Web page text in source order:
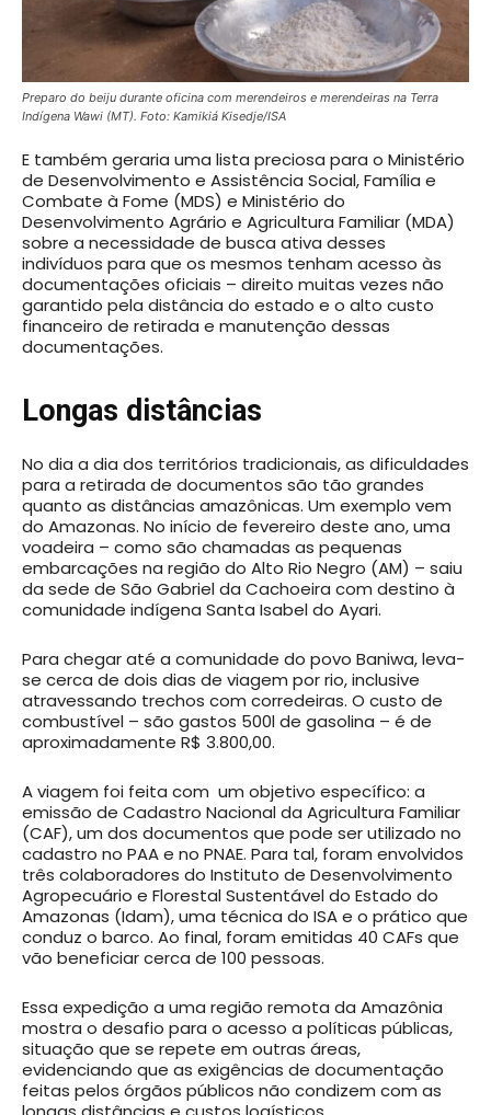
Preparo do beiju durante oficina com merendeiros e merendeiras na Terra
Indígena Wawi (MT). Foto: Kamikiá Kisedje/ISA
E também geraria uma lista preciosa para o Ministério
de Desenvolvimento e Assistência Social, Família e
Combate à Fome (MDS) e Ministério do
Desenvolvimento Agrário e Agricultura Familiar (MDA)
sobre a necessidade de busca ativa desses
indivíduos para que os mesmos tenham acesso às
documentações oficiais – direito muitas vezes não
garantido pela distância do estado e o alto custo
financeiro de retirada e manutenção dessas
documentações.
Longas distâncias
No dia a dia dos territórios tradicionais, as dificuldades
para a retirada de documentos são tão grandes
quanto as distâncias amazônicas. Um exemplo vem
do Amazonas. No início de fevereiro deste ano, uma
voadeira – como são chamadas as pequenas
embarcações na região do Alto Rio Negro (AM) – saiu
da sede de São Gabriel da Cachoeira com destino à
comunidade indígena Santa Isabel do Ayari.
Para chegar até a comunidade do povo Baniwa, leva-
se cerca de dois dias de viagem por rio, inclusive
atravessando trechos com corredeiras. O custo de
combustível – são gastos 500l de gasolina – é de
aproximadamente R$ 3.800,00.
A viagem foi feita com um objetivo específico: a
emissão de Cadastro Nacional da Agricultura Familiar
(CAF), um dos documentos que pode ser utilizado no
cadastro no PAA e no PNAE. Para tal, foram envolvidos
três colaboradores do Instituto de Desenvolvimento
Agropecuário e Florestal Sustentável do Estado do
Amazonas (Idam), uma técnica do ISA e o prático que
conduz o barco. Ao final, foram emitidas 40 CAFs que
vão beneficiar cerca de 100 pessoas.
Essa expedição a uma região remota da Amazônia
mostra o desafio para o acesso a políticas públicas,
situação que se repete em outras áreas,
evidenciando que as exigências de documentação
feitas pelos órgãos públicos não condizem com as